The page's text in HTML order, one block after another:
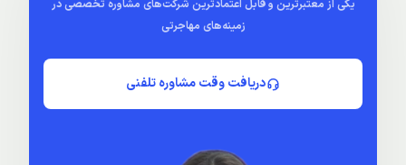
یکی از معتبرترین و قابل اعتمادترین شرکت‌های مشاوره تخصصی در
زمینه‌های مهاجرتی
دریافت وقت مشاوره تلفنی